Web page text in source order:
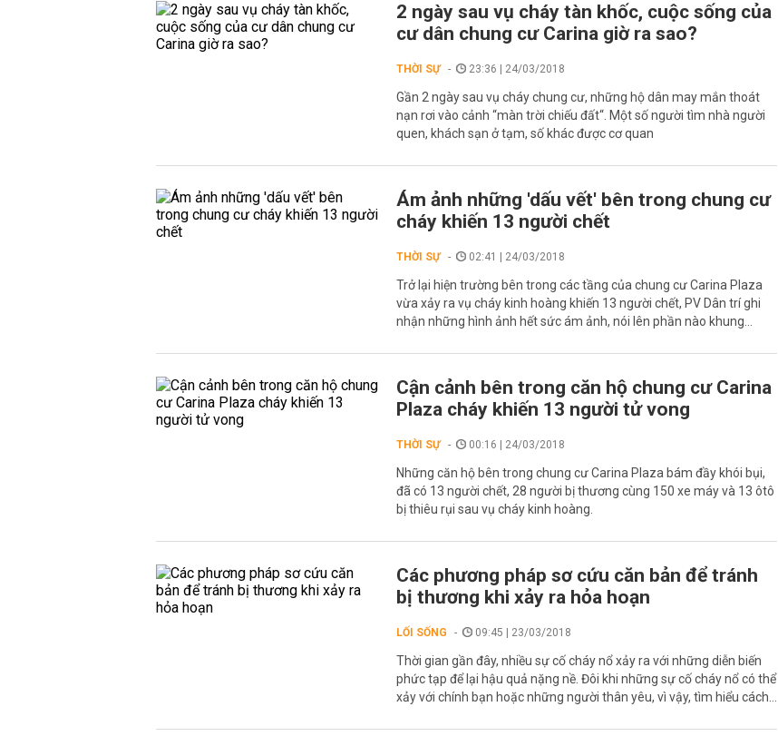
2 ngày sau vụ cháy tàn khốc, cuộc sống của
cư dân chung cư Carina giờ ra sao?
THỜI SỰ 23:36 | 24/03/2018
Gần 2 ngày sau vụ cháy chung cư, những hộ dân may mắn thoát
nạn rơi vào cảnh “màn trời chiếu đất“. Một số người tìm nhà người
quen, khách sạn ở tạm, số khác được cơ quan
Ám ảnh những 'dấu vết' bên trong chung cư
cháy khiến 13 người chết
THỜI SỰ 02:41 | 24/03/2018
Trở lại hiện trường bên trong các tầng của chung cư Carina Plaza
vừa xảy ra vụ cháy kinh hoàng khiến 13 người chết, PV Dân trí ghi
nhận những hình ảnh hết sức ám ảnh, nói lên phần nào khung...
Cận cảnh bên trong căn hộ chung cư Carina
Plaza cháy khiến 13 người tử vong
THỜI SỰ 00:16 | 24/03/2018
Những căn hộ bên trong chung cư Carina Plaza bám đầy khói bụi,
đã có 13 người chết, 28 người bị thương cùng 150 xe máy và 13 ôtô
bị thiêu rụi sau vụ cháy kinh hoàng.
Các phương pháp sơ cứu căn bản để tránh
bị thương khi xảy ra hỏa hoạn
LỐI SỐNG 09:45 | 23/03/2018
Thời gian gần đây, nhiều sự cố cháy nổ xảy ra với những diễn biến
phức tạp để lại hậu quả nặng nề. Đôi khi những sự cố cháy nổ có thể
xảy với chính bạn hoặc những người thân yêu, vì vậy, tìm hiểu cách...